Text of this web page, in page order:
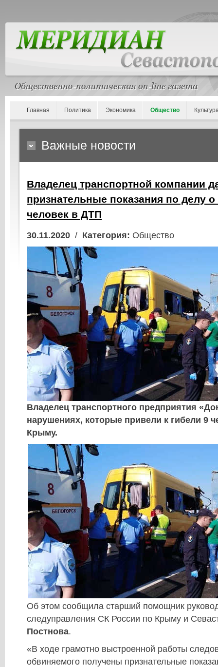
Главная Политика Экономика Общество
Важные новости
Владелец транспортной компании
признательные показания по делу о
человек в ДТП
30.11.2020 / Категория: Общество
Владелец транспортного предприятия
нарушениях, которые привели к гибели 9
Крыму.
Об этом сообщила старший помощник
следуправления СК России по Крыму и
Постнова.
«В ходе грамотно выстроенной работы
обвиняемого получены признательные